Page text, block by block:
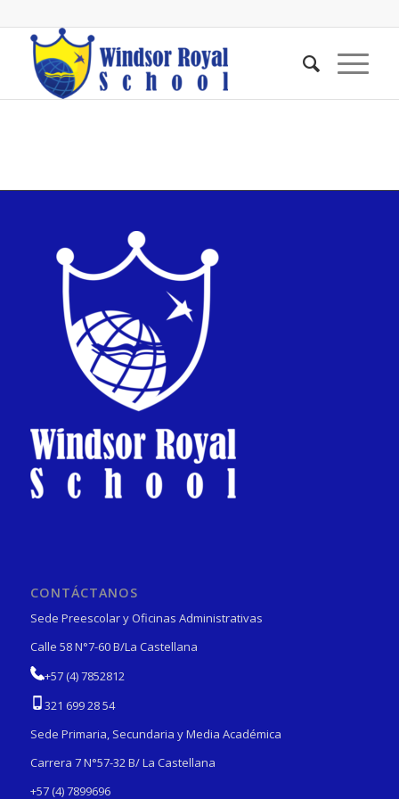
CONTÁCTANOS
Sede Preescolar y Oficinas Administrativas
Calle 58 N°7-60 B/La Castellana
+57 (4) 7852812
321 699 28 54
Sede Primaria, Secundaria y Media Académica
Carrera 7 N°57-32 B/ La Castellana
+57 (4) 7899696